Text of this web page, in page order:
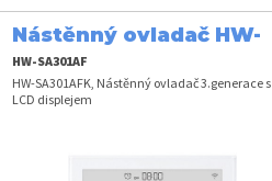
Nástěnný ovladač HW-
SA301AFK
HW-SA301AF
HW-SA301AFK, Nástěnný ovladač 3.generace s
LCD displejem